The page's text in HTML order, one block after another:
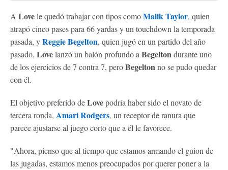
A Lovele quedó trabajar con tipos comoMalik Taylor, quien
atrapó cinco pases para 66 yardas y un touchdown la temporada
pasada, yReggie Begelton, quien jugó en un partido del año
pasado. Lovelanzó un balón profundo a Begelton durante uno
de los ejercicios de 7 contra 7, peroBegelton no se pudo quedar
con él.
El objetivo preferido deLovepodría haber sido el novato de
tercera ronda, Amari Rodgers, un receptor de ranura que
parece ajustarse al juego corto que a él le favorece.
"Ahora, pienso que al tiempo que estamos armando el guion de
las jugadas, estamos menos preocupados por querer poner a la